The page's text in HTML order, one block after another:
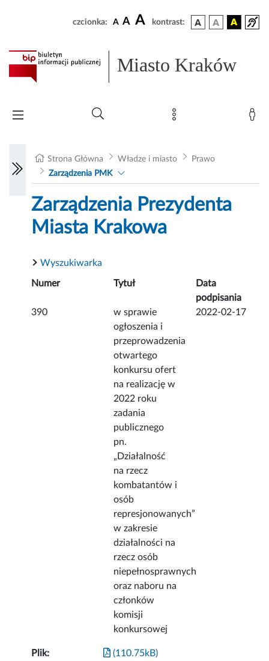
czcionka: A A A kontrast:
Miasto Kraków
Strona Główna Władze i miasto
Prawo
Zarządzenia PMK
Zarządzenia Prezydenta
Miasta Krakowa
Wyszukiwarka
Numer Tytuł
Data
podpisania
390
w sprawie
ogłoszenia i
przeprowadzenia
otwartego
konkursu ofert
na realizację w
2022 roku
zadania
publicznego
pn.
„Działalność
na rzecz
kombatantów i
osób
represjonowanych”
w zakresie
działalności na
rzecz osób
niepełnosprawnych
oraz naboru na
członków
komisji
konkursowej
2022-02-17
Plik: (110.75kB)